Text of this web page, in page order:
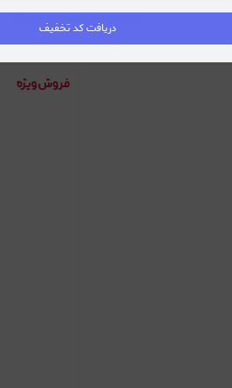
محصولات مرتبط
دریافت کد تخفیف